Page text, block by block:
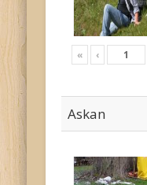
« ‹
Askan